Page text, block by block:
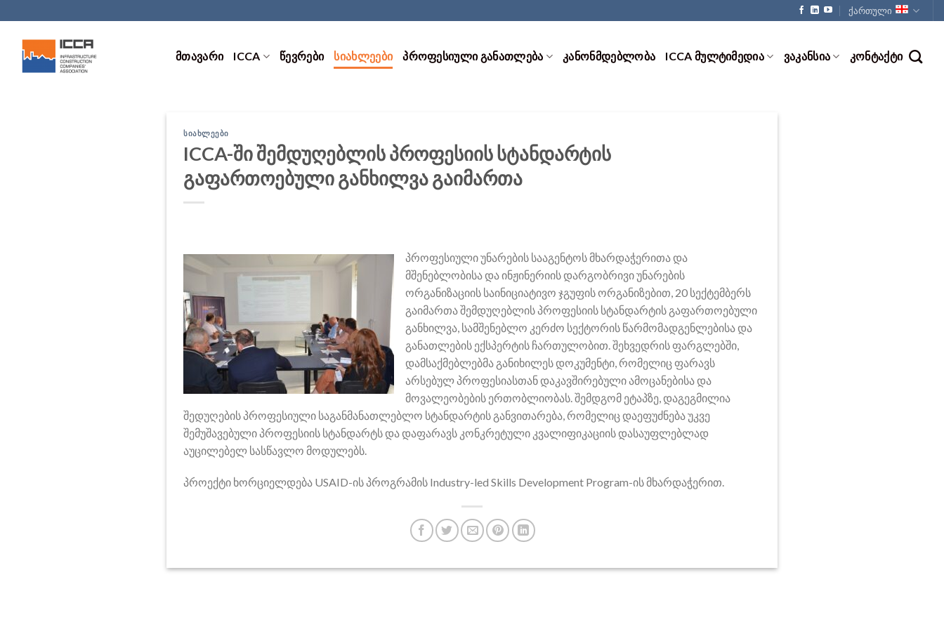
to
content
ქართული
ᲛᲗᲐᲕᲐᲠᲘ ICCA ᲬᲔᲕᲠᲔᲑᲘ ᲡᲘᲐᲮᲚᲔᲔᲑᲘ ᲞᲠᲝᲤᲔᲡᲘᲣᲚᲘ ᲒᲐᲜᲐᲗᲚᲔᲑᲐ ᲙᲐᲜᲝᲜᲛᲓᲔᲑᲚᲝᲑᲐ ICCA ᲛᲣᲚᲢᲘᲛᲔᲓᲘᲐ ᲕᲐᲙᲐᲜᲡᲘᲐ ᲙᲝᲜᲢᲐᲥᲢᲘ
ᲡᲘᲐᲮᲚᲔᲔᲑᲘ
ICCA-ში შემდუღებლის პროფესიის სტანდარტის
გაფართოებული განხილვა გაიმართა
პროფესიული უნარების სააგენტოს მხარდაჭერითა და
მშენებლობისა და ინჟინერიის დარგობრივი უნარების
ორგანიზაციის საინიციატივო ჯგუფის ორგანიზებით, 20 სექტემბერს
გაიმართა შემდუღებლის პროფესიის სტანდარტის გაფართოებული
განხილვა, სამშენებლო კერძო სექტორის წარმომადგენლებისა და
განათლების ექსპერტის ჩართულობით. შეხვედრის ფარგლებში,
დამსაქმებლებმა განიხილეს დოკუმენტი, რომელიც ფარავს
არსებულ პროფესიასთან დაკავშირებული ამოცანებისა და
მოვალეობების ერთობლიობას. შემდგომ ეტაპზე, დაგეგმილია
შედუღების პროფესიული საგანმანათლებლო სტანდარტის განვითარება, რომელიც დაეფუძნება უკვე
შემუშავებული პროფესიის სტანდარტს და დაფარავს კონკრეტული კვალიფიკაციის დასაუფლებლად
აუცილებელ სასწავლო მოდულებს.
პროექტი ხორციელდება USAID-ის პროგრამის Industry-led Skills Development Program-ის მხარდაჭერით.